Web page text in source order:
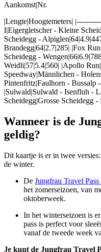
Aankomst|Nr.
|Lengte|Hoogtemeters|
I|Eigergletscher - Kleine
Scheidegg -
Brandegg|64|2.7|285| |Fox
Scheidegg -
Weidli|57|5.4|560| |Apollo
Speedway|Männlichen -
Pintenfritz|Faulhorn - Bussalp
|Sulwald|Sulwald - Isenfluh -
Scheidegg|Grosse Scheidegg
Wanneer is de
geldig?
Dit kaartje is er in twee
de winter.
De Jungfrau Travel
het zomerseizoen, van
oktoberweek.
In het winterseizoen is
pass is perfect voor
vanaf de tweede week
Je kunt de Jungfrau Travel